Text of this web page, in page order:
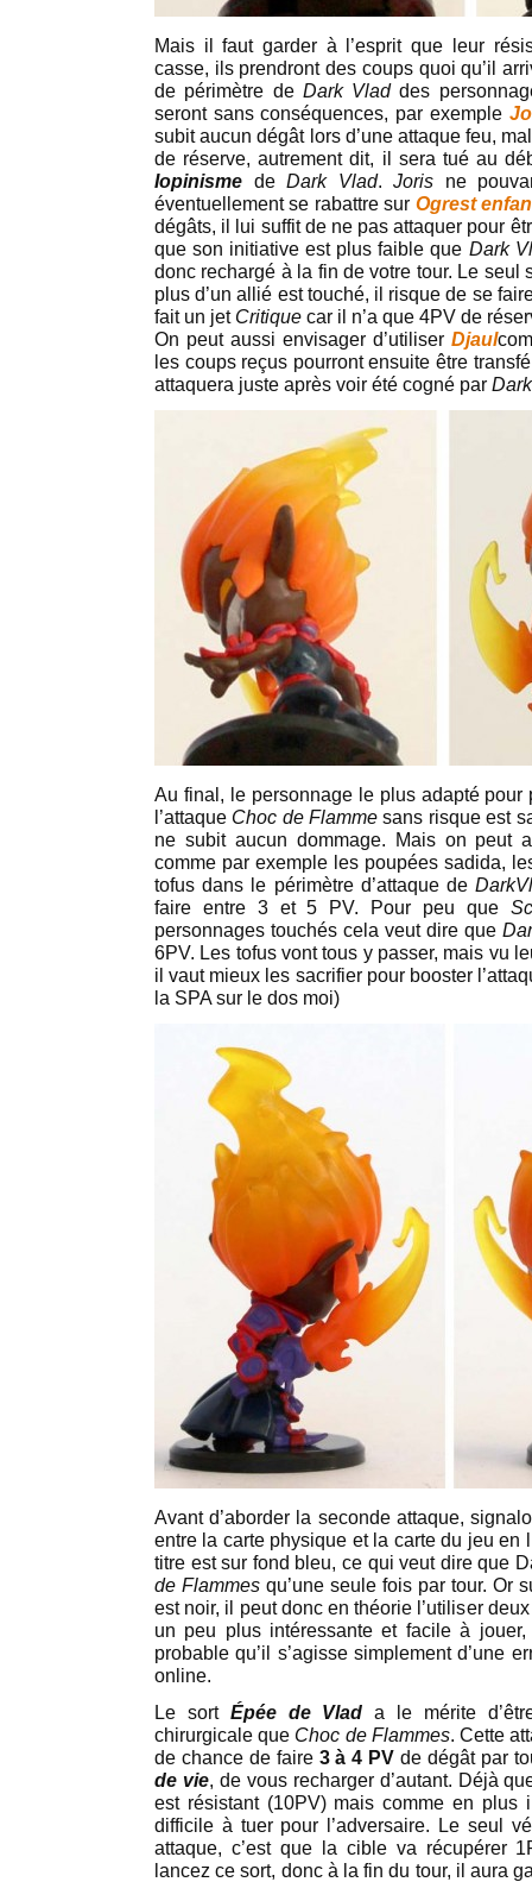
Mais il faut garder à l’esprit que leur
casse, ils prendront des coups quoi qu’il
de périmètre de Dark Vladdes
seront sans conséquences, par exemple
subit aucun dégât lors d’une attaque feu,
de réserve, autrement dit, il sera tué au
Iopinisme deDark Vlad.Joris ne
éventuellement se rabattre sur Ogrest
dégâts, il lui suffit de ne pas attaquer pour
que son initiative est plus faible que Dark
donc rechargé à la fin de votre tour. Le seul
plus d’un allié est touché, il risque de se
fait un jet Critique car il n’a que 4PV de
On peut aussi envisager d’utiliser Djaul
les coups reçus pourront ensuite être
attaquera juste après voir été cogné par
Au final, le personnage le plus adapté pour
l’attaque Choc de Flamme sans risque est
ne subit aucun dommage. Mais on peut
comme par exemple les poupées sadida,
tofus dans le périmètre d’attaque de
faire entre 3 et 5 PV. Pour peu que
personnages touchés cela veut dire que
6PV. Les tofus vont tous y passer, mais vu
il vaut mieux les sacrifier pour booster
la SPA sur le dos moi)
Avant d’aborder la seconde attaque,
entre la carte physique et la carte du jeu en
titre est sur fond bleu, ce qui veut dire que
de Flammes qu’une seule fois par tour. Or
est noir, il peut donc en théorie l’utiliser
un peu plus intéressante et facile à
probable qu’il s’agisse simplement d’une
online.
Le sort Épée de Vlad a le mérite
chirurgicale que Choc de Flammes. Cette
de chance de faire 3 à 4 PV de dégât par
de vie, de vous recharger d’autant. Déjà
est résistant (10PV) mais comme en plus
difficile à tuer pour l’adversaire. Le seul
attaque, c’est que la cible va récupérer
lancez ce sort, donc à la fin du tour, il aura